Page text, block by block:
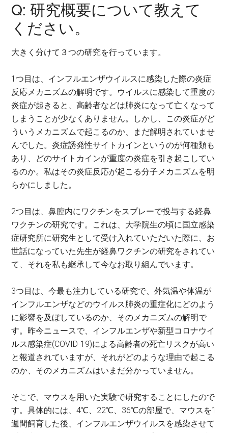
Q: 研究概要について教えて
ください。
大きく分けて３つの研究を行っています。
1つ目は、インフルエンザウイルスに感染した際の炎症
反応メカニズムの解明です。ウイルスに感染して重度の
炎症が起きると、高齢者などは肺炎になって亡くなって
しまうことが少なくありません。しかし、この炎症がど
ういうメカニズムで起こるのか、まだ解明されていませ
んでした。炎症誘発性サイトカインというのが何種類も
あり、どのサイトカインが重度の炎症を引き起こしてい
るのか。私はその炎症反応が起こる分子メカニズムを明
らかにしました。
2つ目は、鼻腔内にワクチンをスプレーで投与する経鼻
ワクチンの研究です。これは、大学院生の頃に国立感染
症研究所に研究生として受け入れていただいた際に、お
世話になっていた先生が経鼻ワクチンの研究をされてい
て、それを私も継承して今なお取り組んでいます。
3つ目は、今最も注力している研究で、外気温や体温が
インフルエンザなどのウイルス肺炎の重症化にどのよう
に影響を及ぼしているのか、そのメカニズムの解明で
す。昨今ニュースで、インフルエンザや新型コロナウイ
ルス感染症(COVID-19)による高齢者の死亡リスクが高い
と報道されていますが、それがどのような理由で起こる
のか、そのメカニズムはいまだ分かっていません。
そこで、マウスを用いた実験で研究することにしたので
す。具体的には、4℃、22℃、36℃の部屋で、マウスを1
週間飼育した後、インフルエンザウイルスを感染させて